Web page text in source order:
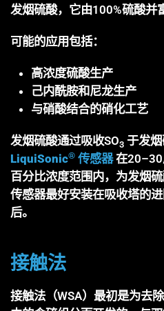
发烟硫酸，它由100%硫酸并
可能的应用包括：
高浓度硫酸生产
己内酰胺和尼龙生产
与硝酸结合的硝化工艺
发烟硫酸通过吸收SO3 于发烟
LiquiSonic® 传感器 在
百分比浓度范围内，为发烟
传感器最好安装在吸收塔的
后。
接触法
接触法（WSA）最初是为去